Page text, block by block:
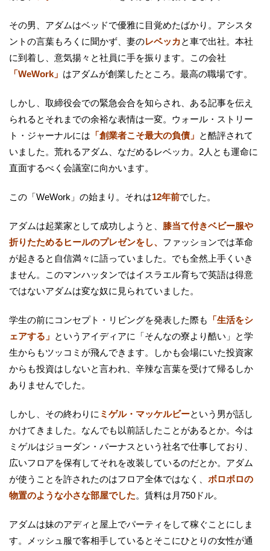
その男、アダムはベッドで優雅に目覚めたばかり。アシスタ
ントの言葉もろくに聞かず、妻のレベッカと車で出社。本社
に到着し、意気揚々と社員に手を振ります。この会社
「WeWork」 はアダムが創業したところ。最高の職場です。
しかし、取締役会での緊急会合を知らされ、ある記事を伝え
られるとそれまでの余裕な表情は一変。ウォール・ストリー
ト・ジャーナルには 「創業者こそ最大の負債」 と酷評されて
いました。荒れるアダム、なだめるレベッカ。2人とも運命に
直面するべく会議室に向かいます。
この「WeWork」の始まり。それは12年前でした。
アダムは起業家として成功しようと、 膝当て付きベビー服や
折りたためるヒールのプレゼンをし、 ファッションでは革命
が起きると自信満々に語っていました。でも全然上手くいき
ません。このマンハッタンではイスラエル育ちで英語は得意
ではないアダムは変な奴に見られていました。
学生の前にコンセプト・リビングを発表した際も
「生活をシ
ェアする」 というアイディアに「そんなの寮より酷い」と学
生からもツッコミが飛んできます。しかも会場にいた投資家
からも投資はしないと言われ、辛辣な言葉を受けて帰るしか
ありませんでした。
しかし、その終わりに ミゲル・マッケルビーという男が話し
かけてきました。なんでも以前話したことがあるとか。今は
ミゲルはジョーダン・パーナスという社名で仕事しており、
広いフロアを保有してそれを改装しているのだとか。アダム
が使うことを許されたのはフロア全体ではなく、 ボロボロの
物置のような小さな部屋でした。賃料は月750ドル。
アダムは妹のアディと屋上でパーティをして稼ぐことにしま
す。メッシュ服で客相手しているとそこにひとりの女性が通